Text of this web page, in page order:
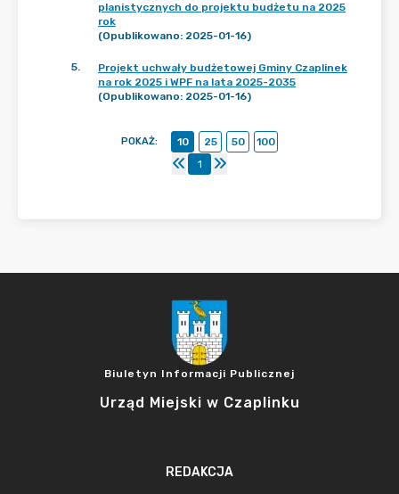
planistycznych do projektu budżetu na 2025
rok
(Opublikowano: 2025-01-16)
5.
Projekt uchwały budżetowej Gminy Czaplinek
na rok 2025 i WPF na lata 2025-2035
(Opublikowano: 2025-01-16)
POKAŻ: 10 25 50
100
1
Biuletyn Informacji Publicznej
Urząd Miejski w Czaplinku
REDAKCJA